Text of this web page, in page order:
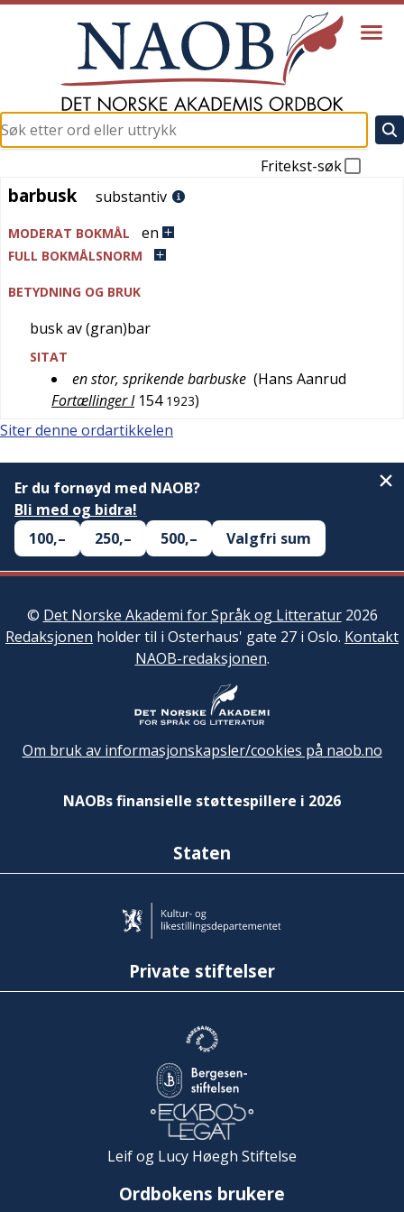
Fritekst-søk
barbusk
barbusk substantiv
MODERAT BOKMÅL en
FULL BOKMÅLSNORM
BETYDNING OG BRUK
busk av (gran)bar
SITAT
en stor, sprikende barbuske (Hans Aanrud
Fortællinger I 154 1923)
Siter denne ordartikkelen
Er du fornøyd med NAOB?
Bli med og bidra!
100,–
250,– 500,– Valgfri sum
© Det Norske Akademi for Språk og Litteratur2026
Redaksjonen holder til i Osterhaus' gate 27 i Oslo. Kontakt
NAOB-redaksjonen.
Om bruk av informasjonskapsler/cookies på naob.no
NAOBs finansielle støttespillere i 2026
Staten
Private stiftelser
Leif og Lucy Høegh Stiftelse
Ordbokens brukere